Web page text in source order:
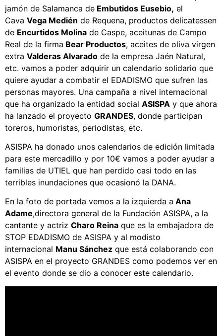
jamón de Salamanca de Embutidos Eusebio, el
Cava Vega Medién de Requena, productos delicatessen
de Encurtidos Molina de Caspe, aceitunas de Campo
Real de la firma Bear Productos, aceites de oliva virgen
extra Valderas Alvarado de la empresa Jaén Natural,
etc. vamos a poder adquirir un calendario solidario que
quiere ayudar a combatir el EDADISMO que sufren las
personas mayores. Una campaña a nivel internacional
que ha organizado la entidad social ASISPA y que ahora
ha lanzado el proyecto GRANDES, donde participan
toreros, humoristas, periodistas, etc.
ASISPA ha donado unos calendarios de edición limitada
para este mercadillo y por 10€ vamos a poder ayudar a
familias de UTIEL que han perdido casi todo en las
terribles inundaciones que ocasionó la DANA.
En la foto de portada vemos a la izquierda a Ana
Adame,directora general de la Fundación ASISPA, a la
cantante y actriz Charo Reina que es la embajadora de
STOP EDADISMO de ASISPA y al modisto
internacional Manu Sánchez que está colaborando con
ASISPA en el proyecto GRANDES como podemos ver en
el evento donde se dio a conocer este calendario.